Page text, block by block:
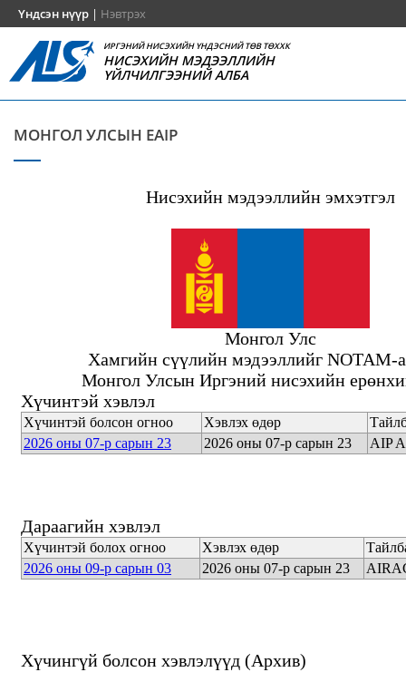
Үндсэн нүүр | Нэвтрэх
ИРГЭНИЙ НИСЭХИЙН ҮНДЭСНИЙ ТӨВ ТӨХХК
НИСЭХИЙН МЭДЭЭЛЛИЙН
ҮЙЛЧИЛГЭЭНИЙ АЛБА
МОНГОЛ УЛСЫН EAIP